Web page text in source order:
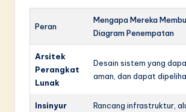
Peran
Mengapa Mereka
Diagram Penempatan
Arsitek
Perangkat
Lunak
Desain sistem yang
aman, dan dapat
Insinyur
Rancang infrastruktur,